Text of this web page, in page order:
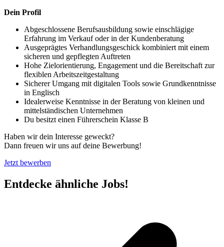
Dein Profil
Abgeschlossene Berufsausbildung sowie einschlägige
Erfahrung im Verkauf oder in der Kundenberatung
Ausgeprägtes Verhandlungsgeschick kombiniert mit einem
sicheren und gepflegten Auftreten
Hohe Zielorientierung, Engagement und die Bereitschaft zur
flexiblen Arbeitszeitgestaltung
Sicherer Umgang mit digitalen Tools sowie Grundkenntnisse
in Englisch
Idealerweise Kenntnisse in der Beratung von kleinen und
mittelständischen Unternehmen
Du besitzt einen Führerschein Klasse B
Haben wir dein Interesse geweckt?
Dann freuen wir uns auf deine Bewerbung!
Jetzt bewerben
Entdecke ähnliche Jobs!